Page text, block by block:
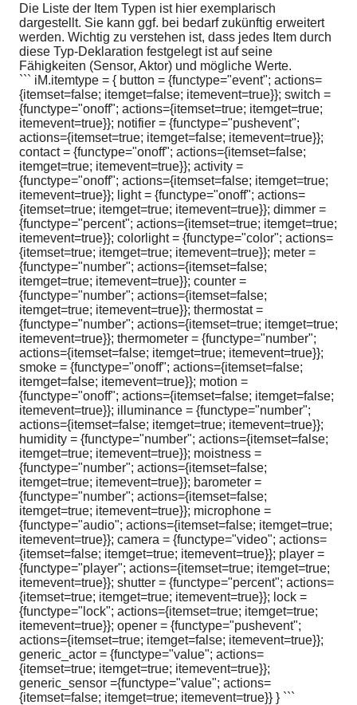
Die Liste der Item Typen ist hier exemplarisch
dargestellt. Sie kann ggf. bei bedarf zukünftig erweitert
werden. Wichtig zu verstehen ist, dass jedes Item durch
diese Typ-Deklaration festgelegt ist auf seine
Fähigkeiten (Sensor, Aktor) und mögliche Werte.
``` iM.itemtype = { button = {functype="event"; actions=
{itemset=false; itemget=false; itemevent=true}}; switch =
{functype="onoff"; actions={itemset=true; itemget=true;
itemevent=true}}; notifier = {functype="pushevent";
actions={itemset=true; itemget=false; itemevent=true}};
contact = {functype="onoff"; actions={itemset=false;
itemget=true; itemevent=true}}; activity =
{functype="onoff"; actions={itemset=false; itemget=true;
itemevent=true}}; light = {functype="onoff"; actions=
{itemset=true; itemget=true; itemevent=true}}; dimmer =
{functype="percent"; actions={itemset=true; itemget=true;
itemevent=true}}; colorlight = {functype="color"; actions=
{itemset=true; itemget=true; itemevent=true}}; meter =
{functype="number"; actions={itemset=false;
itemget=true; itemevent=true}}; counter =
{functype="number"; actions={itemset=false;
itemget=true; itemevent=true}}; thermostat =
{functype="number"; actions={itemset=true; itemget=true;
itemevent=true}}; thermometer = {functype="number";
actions={itemset=false; itemget=true; itemevent=true}};
smoke = {functype="onoff"; actions={itemset=false;
itemget=false; itemevent=true}}; motion =
{functype="onoff"; actions={itemset=false; itemget=false;
itemevent=true}}; illuminance = {functype="number";
actions={itemset=false; itemget=true; itemevent=true}};
humidity = {functype="number"; actions={itemset=false;
itemget=true; itemevent=true}}; moistness =
{functype="number"; actions={itemset=false;
itemget=true; itemevent=true}}; barometer =
{functype="number"; actions={itemset=false;
itemget=true; itemevent=true}}; microphone =
{functype="audio"; actions={itemset=false; itemget=true;
itemevent=true}}; camera = {functype="video"; actions=
{itemset=false; itemget=true; itemevent=true}}; player =
{functype="player"; actions={itemset=true; itemget=true;
itemevent=true}}; shutter = {functype="percent"; actions=
{itemset=true; itemget=true; itemevent=true}}; lock =
{functype="lock"; actions={itemset=true; itemget=true;
itemevent=true}}; opener = {functype="pushevent";
actions={itemset=true; itemget=false; itemevent=true}};
generic_actor = {functype="value"; actions=
{itemset=true; itemget=true; itemevent=true}};
generic_sensor ={functype="value"; actions=
{itemset=false; itemget=true; itemevent=true}} } ```